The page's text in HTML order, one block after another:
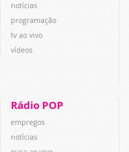
notícias
programação
tv ao vivo
vídeos
Rádio POP
empregos
notícias